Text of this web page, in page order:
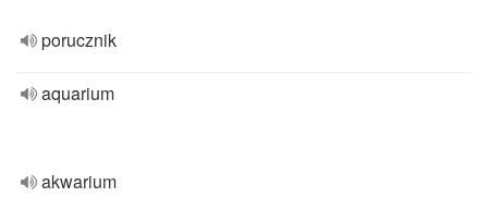
porucznik
aquarium
akwarium